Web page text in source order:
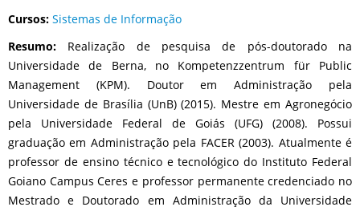
Cursos: Sistemas de Informação
Resumo: Realização de pesquisa de pós-doutorado na
Universidade de Berna, no Kompetenzzentrum für Public
Management (KPM). Doutor em Administração pela
Universidade de Brasília (UnB) (2015). Mestre em Agronegócio
pela Universidade Federal de Goiás (UFG) (2008). Possui
graduação em Administração pela FACER (2003). Atualmente é
professor de ensino técnico e tecnológico do Instituto Federal
Goiano Campus Ceres e professor permanente credenciado no
Mestrado e Doutorado em Administração da Universidade